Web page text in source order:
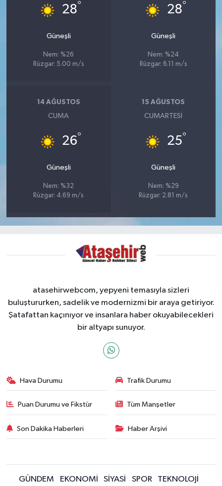
28°
Güneşli
Nem: %26
Rüzgar: 5.00 m/s
28°
Güneşli
Nem: %24
Rüzgar: 6.11 m/s
14 AĞUSTOS
CUMA
26°
Güneşli
Nem: %32
Rüzgar: 4.69 m/s
15 AĞUSTOS
CUMARTESI
25°
Güneşli
Nem: %29
Rüzgar: 2.81 m/s
atasehirwebcom, yepyeni temasıyla sizleri
buluştururken, sadelik ve modernizmi bir araya getiriyor.
Şatafattan kaçınıyor ve insanlara haber okuyabilecekleri
bir altyapı sunuyor.
Hava Durumu Trafik Durumu
Puan Durumu ve Fikstür Tüm Manşetler
Son Dakika Haberleri Haber Arşivi
GÜNDEM EKONOMİ SİYASİ SPOR TEKNOLOJİ